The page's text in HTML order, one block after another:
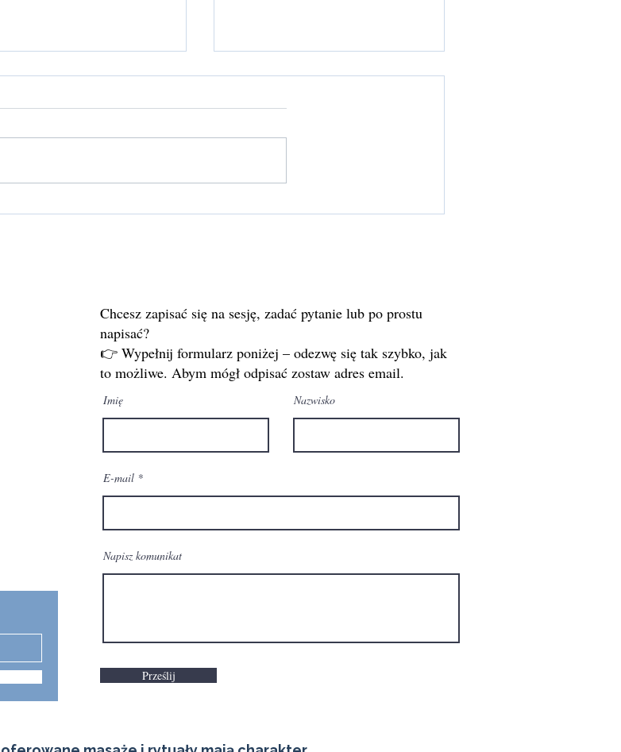
Chcesz zapisać się na sesję, zadać pytanie lub po prostu
napisać?
👉 Wypełnij formularz poniżej – odezwę się tak szybko, jak
to możliwe. Abym mógł odpisać zostaw adres email.
Imię Nazwisko
E-mail
Napisz komunikat
Prześlij